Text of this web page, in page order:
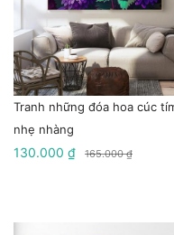
Tranh những đóa hoa cúc
nhẹ nhàng
130.000 ₫ 165.000 ₫